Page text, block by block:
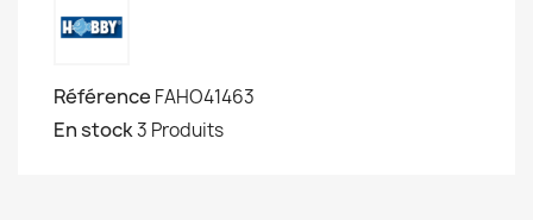
Référence FAHO41463
En stock3 Produits